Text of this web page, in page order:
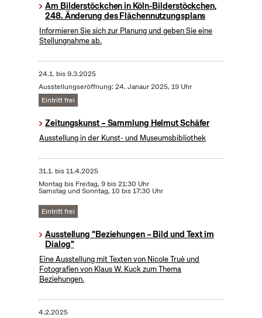
Am Bilderstöckchen in Köln-Bilderstöckchen,
248. Änderung des Flächennutzungsplans
Informieren Sie sich zur Planung und geben Sie eine
Stellungnahme ab.
24.1. bis9.3.2025
Ausstellungseröffnung: 24. Janaur 2025, 19 Uhr
Eintritt frei
Zeitungskunst – Sammlung Helmut Schäfer
Ausstellung in der Kunst- und Museumsbibliothek
31.1. bis11.4.2025
Montag bis Freitag, 9 bis 21:30 Uhr
Samstag und Sonntag, 10 bis 17:30 Uhr
Eintritt frei
Ausstellung "Beziehungen – Bild und Text im
Dialog"
Eine Ausstellung mit Texten von Nicole Truè und
Fotografien von Klaus W. Kuck zum Thema
Beziehungen.
4.2.2025